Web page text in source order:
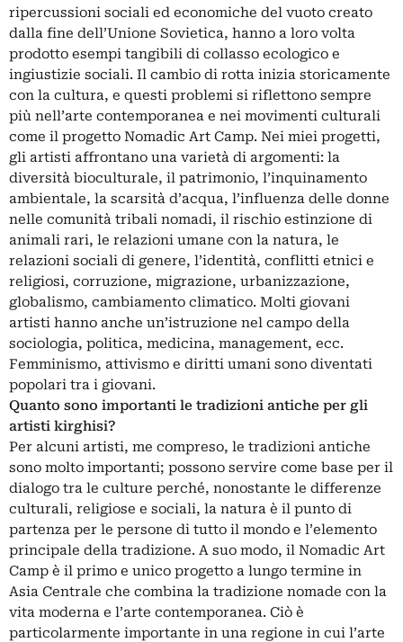
ripercussioni sociali ed economiche del vuoto creato
dalla fine dell’Unione Sovietica, hanno a loro volta
prodotto esempi tangibili di collasso ecologico e
ingiustizie sociali. Il cambio di rotta inizia storicamente
con la cultura, e questi problemi si riflettono sempre
più nell’arte contemporanea e nei movimenti culturali
come il progetto Nomadic Art Camp. Nei miei progetti,
gli artisti affrontano una varietà di argomenti: la
diversità bioculturale, il patrimonio, l’inquinamento
ambientale, la scarsità d’acqua, l’influenza delle donne
nelle comunità tribali nomadi, il rischio estinzione di
animali rari, le relazioni umane con la natura, le
relazioni sociali di genere, l’identità, conflitti etnici e
religiosi, corruzione, migrazione, urbanizzazione,
globalismo, cambiamento climatico. Molti giovani
artisti hanno anche un’istruzione nel campo della
sociologia, politica, medicina, management, ecc.
Femminismo, attivismo e diritti umani sono diventati
popolari tra i giovani.
Quanto sono importanti le tradizioni antiche per gli
artisti kirghisi?
Per alcuni artisti, me compreso, le tradizioni antiche
sono molto importanti; possono servire come base per il
dialogo tra le culture perché, nonostante le differenze
culturali, religiose e sociali, la natura è il punto di
partenza per le persone di tutto il mondo e l’elemento
principale della tradizione. A suo modo, il Nomadic Art
Camp è il primo e unico progetto a lungo termine in
Asia Centrale che combina la tradizione nomade con la
vita moderna e l’arte contemporanea. Ciò è
particolarmente importante in una regione in cui l’arte